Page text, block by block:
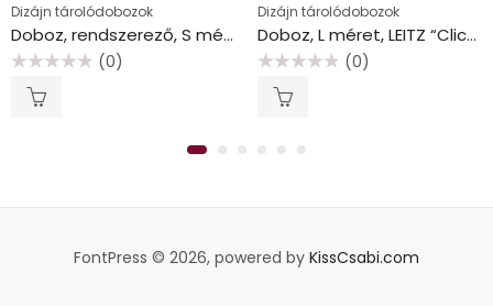
Dizájn tárolódobozok
Doboz, rendszerező, S méret, LEITZ “Click&Store”, fehér
(0)
Dizájn tárolódobozok
Doboz, L méret, LEITZ “Click&Store”, jégkék
(0)
FontPress © 2026, powered by KissCsabi.com